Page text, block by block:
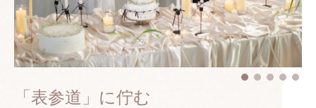
「表参道」に佇む